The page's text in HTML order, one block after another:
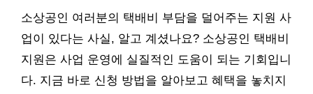
소상공인 여러분의 택배비 부담을 덜어주는 지원 사
업이 있다는 사실, 알고 계셨나요? 소상공인 택배비
지원은 사업 운영에 실질적인 도움이 되는 기회입니
다. 지금 바로 신청 방법을 알아보고 혜택을 놓치지